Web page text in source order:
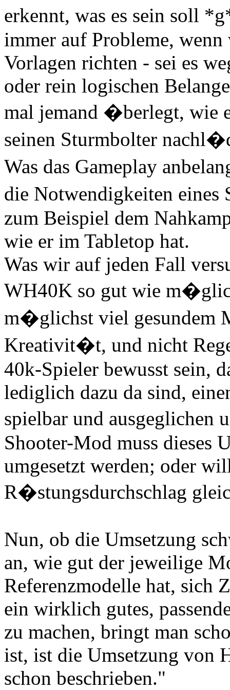
erkennt, was es sein soll
immer auf Probleme,
Vorlagen richten - sei es
oder rein logischen
mal jemand �berlegt, wie
seinen Sturmbolter
Was das Gameplay
die Notwendigkeiten
zum Beispiel dem
wie er im Tabletop hat.
Was wir auf jeden Fall
WH40K so gut wie
m�glichst viel gesundem
Kreativit�t, und nicht
40k-Spieler bewusst sein,
lediglich dazu da sind,
spielbar und
Shooter-Mod muss dieses
umgesetzt werden; oder
R�stungsdurchschlag
Nun, ob die Umsetzung
an, wie gut der jeweilige
Referenzmodelle hat, sich
ein wirklich gutes,
zu machen, bringt man
ist, ist die Umsetzung von
schon beschrieben."